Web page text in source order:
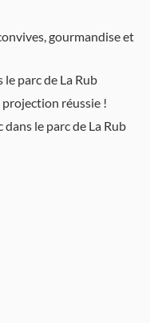
gourmandise et
le parc de La Rub
projection réussie !
le parc de La Rub